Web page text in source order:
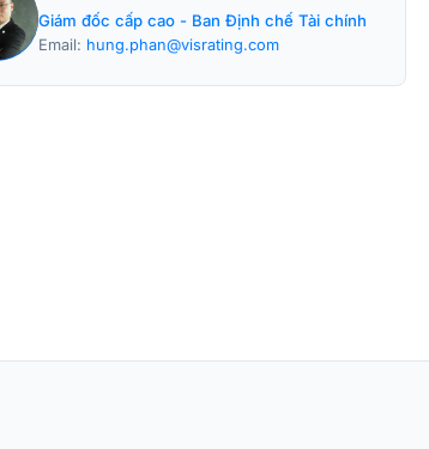
Giám đốc cấp cao - Ban Định chế Tài chính
Email: hung.phan@visrating.com